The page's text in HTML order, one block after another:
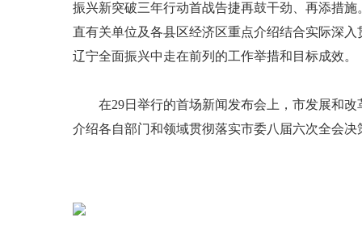
振兴新突破三年行动首战告捷再鼓干劲、再添措
直有关单位及各县区经济区重点介绍结合实际深
辽宁全面振兴中走在前列的工作举措和目标成效。
在29日举行的首场新闻发布会上，市发展和改
介绍各自部门和领域贯彻落实市委八届六次全会